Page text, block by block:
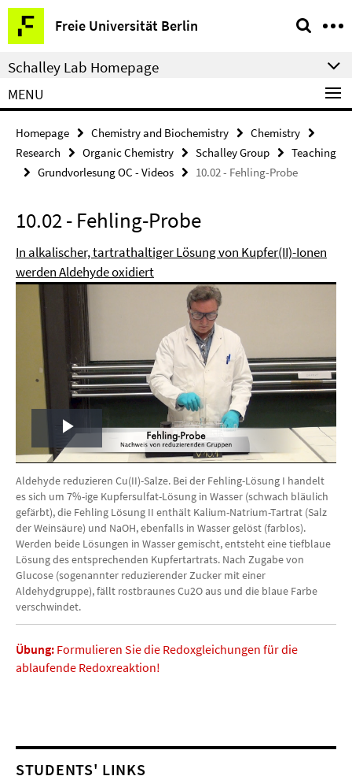
Springe
direkt
zu
Inhalt
Freie Universität Berlin
Service
Navigation
Schalley Lab Homepage
MENU
Homepage Chemistry and Biochemistry
Chemistry
Research
Organic Chemistry Schalley Group
Teaching
Grundvorlesung OC - Videos
10.02 - Fehling-Probe
10.02 - Fehling-Probe
In alkalischer, tartrathaltiger Lösung von Kupfer(II)-Ionen
werden Aldehyde oxidiert
Play
Video
Aldehyde reduzieren Cu(II)-Salze. Bei der Fehling-Lösung I handelt
es sich um 7%-ige Kupfersulfat-Lösung in Wasser (schwach bläulich
gefärbt), die Fehling Lösung II enthält Kalium-Natrium-Tartrat (Salz
der Weinsäure) und NaOH, ebenfalls in Wasser gelöst (farblos).
Werden beide Lösungen in Wasser gemischt, entsteht eine tiefblaue
Lösung des entsprechenden Kupfertartrats. Nach Zugabe von
Glucose (sogenannter reduzierender Zucker mit einer
Aldehydgruppe), fällt rostbraunes Cu2O aus und die blaue Farbe
verschwindet.
Übung: Formulieren Sie die Redoxgleichungen für die
ablaufende Redoxreaktion!
STUDENTS' LINKS